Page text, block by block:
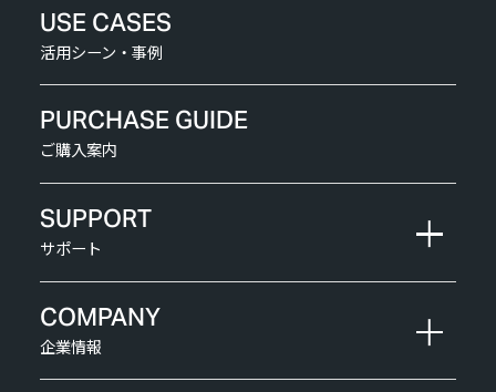
USE CASES
活用シーン・事例
PURCHASE GUIDE
ご購入案内
SUPPORT
サポート
COMPANY
企業情報